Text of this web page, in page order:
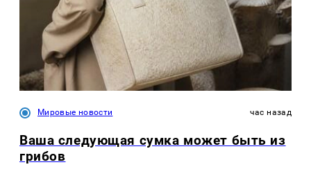
Мировые новости час назад
Ваша следующая сумка может быть из
грибов